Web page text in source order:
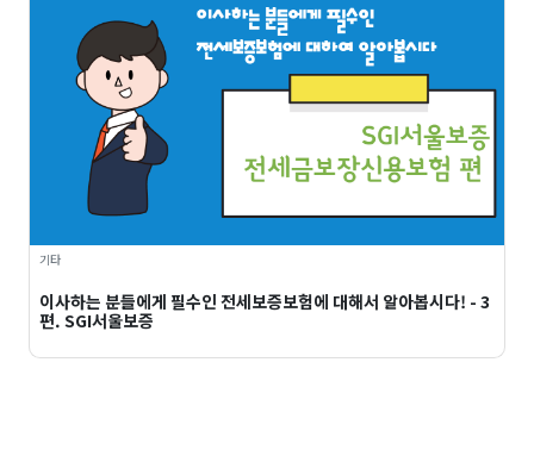
기타
이사하는 분들에게 필수인 전세보증보험에 대해서 알아봅시다! - 3
편. SGI서울보증